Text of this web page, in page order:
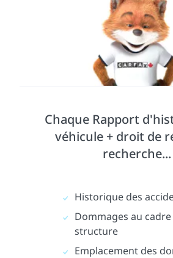
Chaque Rapport
véhicule + droit de
recherche...
Historique des
Dommages au cadre
structure
Emplacement des